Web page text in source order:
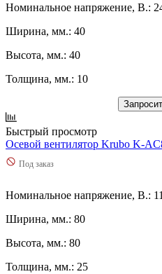
Номинальное напряжение, В.:
Ширина, мм.: 40
Высота, мм.: 40
Толщина, мм.: 10
Быстрый просмотр
Осевой вентилятор Krubo K-
Под заказ
Номинальное напряжение, В.:
Ширина, мм.: 80
Высота, мм.: 80
Толщина, мм.: 25